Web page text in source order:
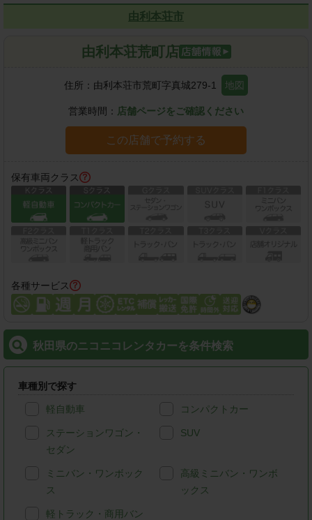
由利本荘市
由利本荘荒町店
住所： 由利本荘市荒町字真城279-1 地図
営業時間： 店舗ページをご確認ください
この店舗で予約する
保有車両クラス
各種サービス
秋田県のニコニコレンタカーを条件検索
車種別で探す
軽自動車 コンパクトカー
ステーションワゴン・
セダン
SUV
ミニバン・ワンボック
ス
高級ミニバン・ワンボ
ックス
軽トラック・商用バン